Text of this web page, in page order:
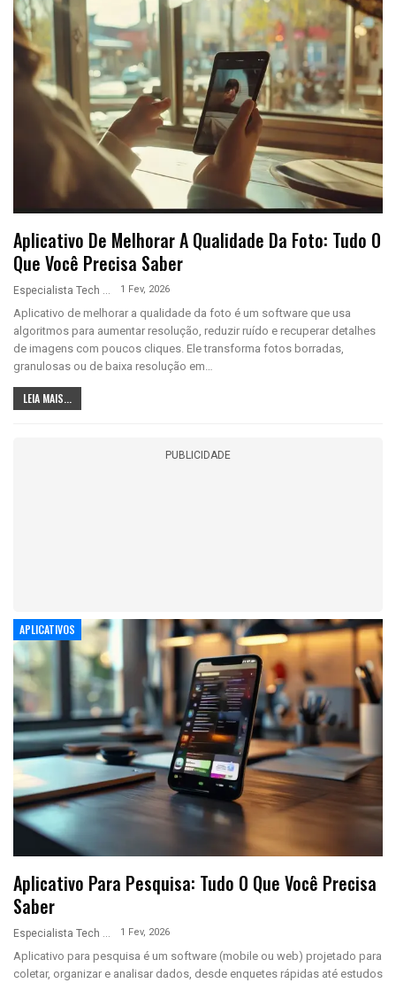
Aplicativo De Melhorar A Qualidade Da Foto: Tudo O
Que Você Precisa Saber
Especialista Tech 1 Fev, 2026
Aplicativo de melhorar a qualidade da foto é um software que usa
algoritmos para aumentar resolução, reduzir ruído e recuperar detalhes
de imagens com poucos cliques. Ele transforma fotos borradas,
granulosas ou de baixa resolução em…
LEIA MAIS...
PUBLICIDADE
APLICATIVOS
Aplicativo Para Pesquisa: Tudo O Que Você Precisa
Saber
Especialista Tech 1 Fev, 2026
Aplicativo para pesquisa é um software (mobile ou web) projetado para
coletar, organizar e analisar dados, desde enquetes rápidas até estudos